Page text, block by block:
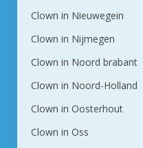
Clown in Nieuwegein
Clown in Nijmegen
Clown in Noord brabant
Clown in Noord-Holland
Clown in Oosterhout
Clown in Oss